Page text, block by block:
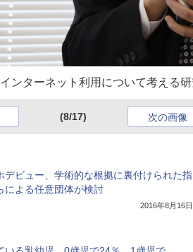
ンターネット利用について考える
(8/17) 次の画像
デビュー、学術的な根拠に裏付けられた指
による任意団体が検討
2016年8月16日